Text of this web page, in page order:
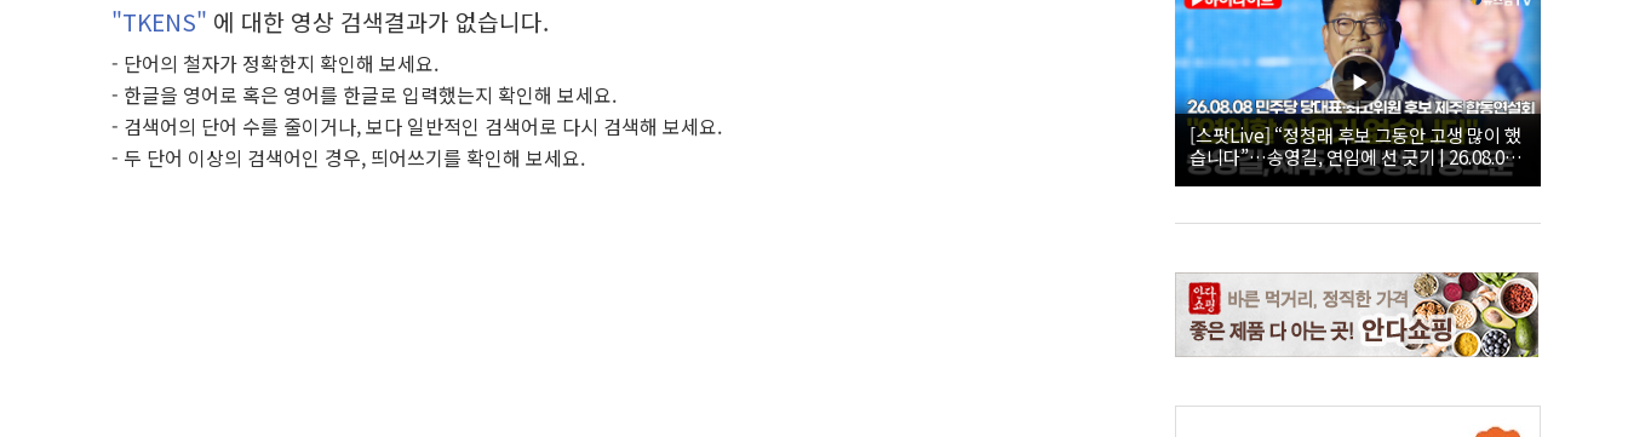
"TKENS" 에 대한 영상 검색결과가 없습니다.
- 단어의 철자가 정확한지 확인해 보세요.
- 한글을 영어로 혹은 영어를 한글로 입력했는지 확인해 보세요.
- 검색어의 단어 수를 줄이거나, 보다 일반적인 검색어로 다시 검색해 보세요.
- 두 단어 이상의 검색어인 경우, 띄어쓰기를 확인해 보세요.
[스팟Live] “정청래 후보 그동안 고생 많이 했
습니다”…송영길, 연임에 선 긋기 | 26.08.08
더불어민주당 당대표·최고위원 후보 제주 합